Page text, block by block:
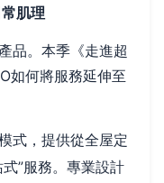
肌理
品。本季《走進超
如何將服務延伸至
式，提供從全屋定
”服務。專業設計